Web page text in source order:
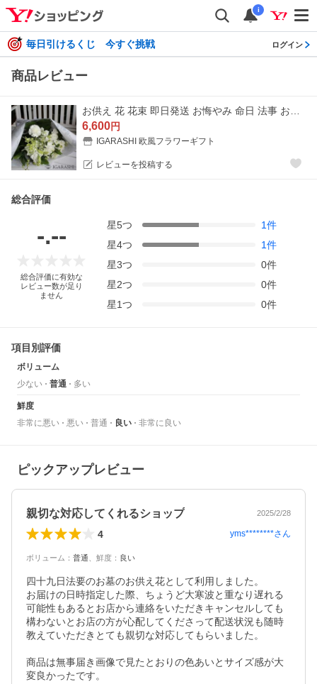
i
毎日引けるくじ 今すぐ挑戦 ログイン
商品レビュー
6,600円
IGARASHI 欧風フラワーギフト
レビューを投稿する
総合評価
-.--
総合評価に有効な
レビュー数が足り
ません
星5つ 1件
星4つ 1件
星3つ 0件
星2つ 0件
星1つ 0件
項目別評価
ボリューム
少ない
普通 多い
鮮度
非常に悪い
悪い 普通 良い 非常に良い
ピックアップレビュー
親切な対応してくれるショップ 2025/2/28
4 yms********さん
ボリューム ： 普通 鮮度 ： 良い
四十九日法要のお墓のお供え花として利用しました。
お届けの日時指定した際、ちょうど大寒波と重なり遅れる
可能性もあるとお店から連絡をいただきキャンセルしても
構わないとお店の方が心配してくださって配送状況も随時
教えていただきとても親切な対応してもらいました。
商品は無事届き画像で見たとおりの色あいとサイズ感が大
変良かったです。